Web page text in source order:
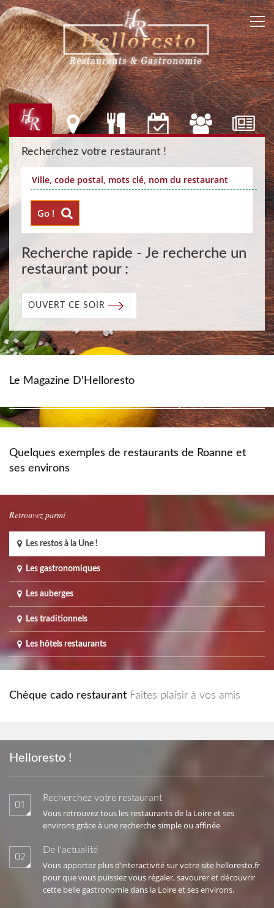
Recherchez votre restaurant !
Go !
Recherche rapide - Je recherche un
restaurant pour :
OUVERT CE SOIR
Le Magazine D'Helloresto
Quelques exemples de restaurants de Roanne et
ses environs
Retrouvez parmi
Les restos à la Une !
Les gastronomiques
Les auberges
Les traditionnels
Les hôtels restaurants
Chèque cado restaurant Faites plaisir à vos amis
Helloresto !
01 Recherchez votre restaurant
Vous retrouvez tous les restaurants de la Loire et ses
environs grâce à une recherche simple ou affinée
02 De l'actualité
Vous apportez plus d’interactivité sur votre site helloresto.fr
pour que vous puissiez vous régaler, savourer et découvrir
cette belle gastronomie dans la Loire et ses environs.